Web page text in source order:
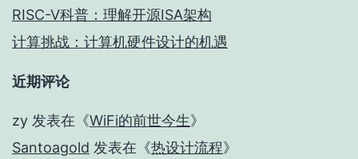
RISC-V科普：理解开源ISA架构
计算挑战：计算机硬件设计的机遇
近期评论
zy 发表在《WiFi的前世今生》
Santoagold 发表在《热设计流程》